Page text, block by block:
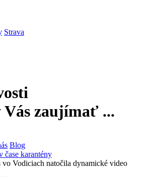
Strava
Vás zaujímať ...
Blog
čase karantény
vo Vodiciach natočila dynamické video